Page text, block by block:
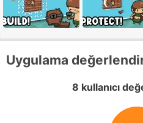
Uygulama
8 kullanıcı